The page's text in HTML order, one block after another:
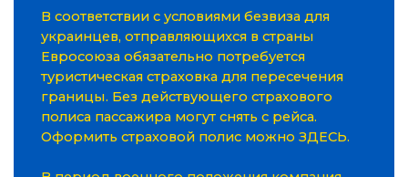
В соответствии с условиями безвиза для
украинцев, отправляющихся в страны
Евросоюза обязательно потребуется
туристическая страховка для пересечения
границы. Без действующего страхового
полиса пассажира могут снять с рейса.
Оформить страховой полис можно ЗДЕСЬ.